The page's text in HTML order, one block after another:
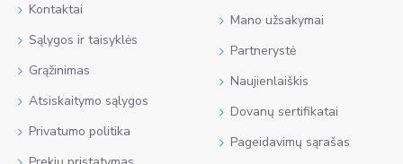
Kontaktai
Sąlygos ir taisyklės
Grąžinimas
Atsiskaitymo sąlygos
Privatumo politika
Mano užsakymai
Partnerystė
Naujienlaiškis
Dovanų sertifikatai
Pageidavimų sąrašas